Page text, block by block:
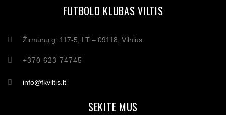
FUTBOLO KLUBAS VILTIS
Žirmūnų g. 117-5, LT – 09118, Vilnius
+370 623 74745
info@fkviltis.lt
SEKITE MUS